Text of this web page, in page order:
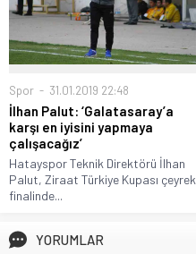
Spor 31.01.2019 22:48
İlhan Palut: ‘Galatasaray’a
karşı en iyisini yapmaya
çalışacağız’
Hatayspor Teknik Direktörü İlhan
Palut, Ziraat Türkiye Kupası çeyrek
finalinde...
YORUMLAR